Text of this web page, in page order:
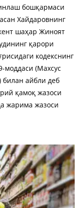
бошқармаси
Хайдаровнинг
шаҳар Жиноят
қарори
кодекснинг
моддаси (Махсус
билан айбли деб
қамоқ жазоси
жарима жазоси